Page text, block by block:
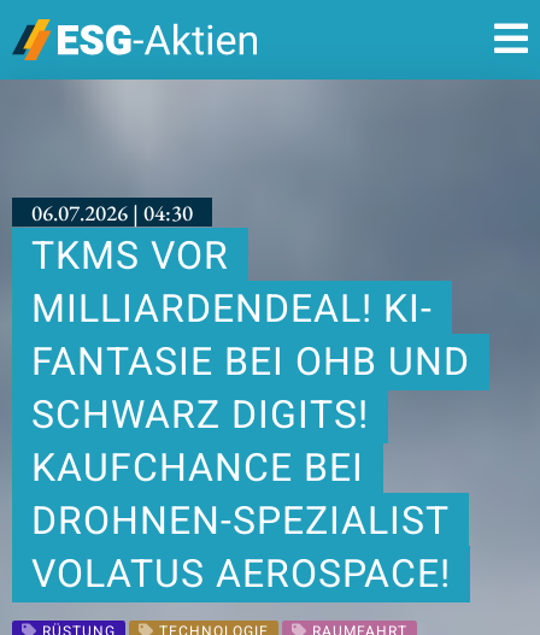
06.07.2026 | 04:30
TKMS VOR
MILLIARDENDEAL! KI-
FANTASIE BEI OHB UND
SCHWARZ DIGITS!
KAUFCHANCE BEI
DROHNEN-SPEZIALIST
VOLATUS AEROSPACE!